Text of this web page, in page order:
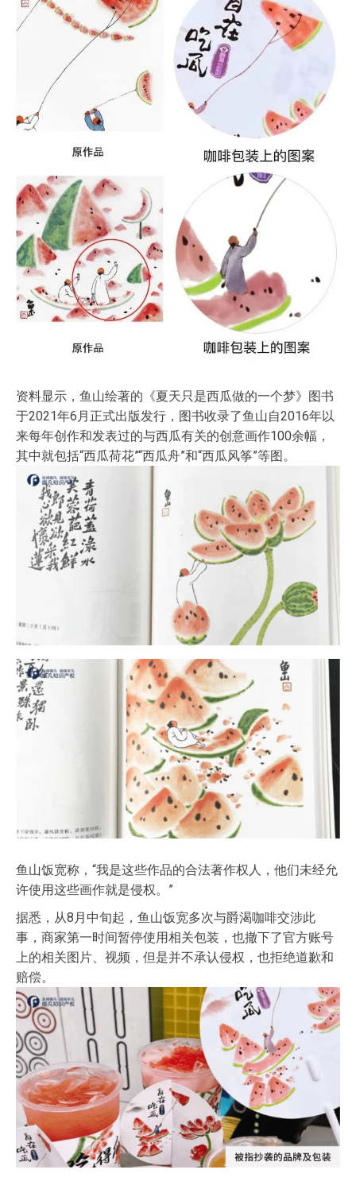
资料显示，鱼山绘著的《夏天只是西瓜做的一个梦》图书
于2021年6月正式出版发行，图书收录了鱼山自2016年以
来每年创作和发表过的与西瓜有关的创意画作100余幅，
其中就包括“西瓜荷花”“西瓜舟”和“西瓜风筝”等图。
鱼山饭宽称，“我是这些作品的合法著作权人，他们未经允
许使用这些画作就是侵权。”
据悉，从8月中旬起，鱼山饭宽多次与爵渴咖啡交涉此
事，商家第一时间暂停使用相关包装，也撤下了官方账号
上的相关图片、视频，但是并不承认侵权，也拒绝道歉和
赔偿。